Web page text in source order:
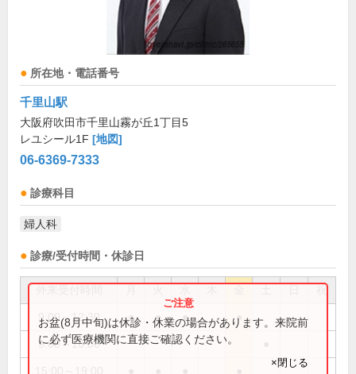
所在地・電話番号
千里山駅
大阪府吹田市千里山霧が丘1丁目5
レユシール1F [地図]
06-6369-7333
診療科目
婦人科
診療/受付時間・休診日
祝
9:00～12:30 ● ● ● ●
9:00～16:00
お盆(8月中旬)は休診・休業の場合があります。来院前
に必ず医療機関に直接ご確認ください。
×閉じる